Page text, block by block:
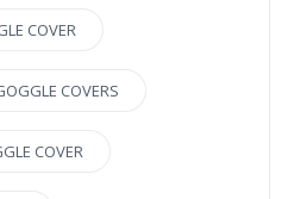
COVER
COVERS
COVER